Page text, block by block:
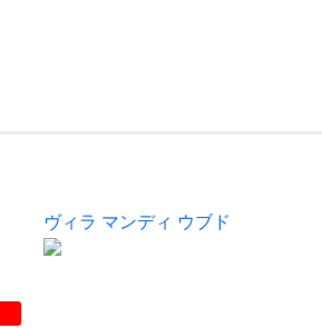
ヴィラ マンディ ウブド